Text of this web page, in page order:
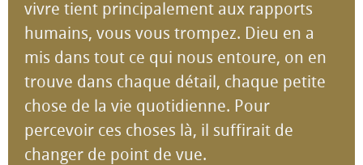
vivre tient principalement aux rapports
humains, vous vous trompez. Dieu en a
mis dans tout ce qui nous entoure, on en
trouve dans chaque détail, chaque petite
chose de la vie quotidienne. Pour
percevoir ces choses là, il suffirait de
changer de point de vue.